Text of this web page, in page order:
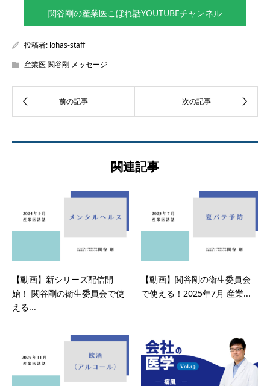
関谷剛の産業医こぼれ話YOUTUBEチャンネル
投稿者: lohas-staff
産業医 関谷剛 メッセージ
関連記事
【動画】新シリーズ配信開
始！ 関谷剛の衛生委員会で使
える...
【動画】関谷剛の衛生委員会
で使える！2025年7月 産業...